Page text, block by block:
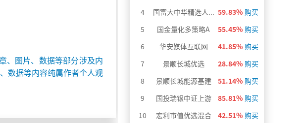
、图片、数据等部分涉及内
数据等内容纯属作者个人观
4
国富大中华精选人... 59.83% 购买
5
国金量化多策略A 55.45% 购买
6
华安媒体互联网 41.85% 购买
7
景顺长城优选 28.84% 购买
8
景顺长城能源基建 51.14% 购买
9
国投瑞银中证上游 85.81% 购买
10
宏利市值优选混合 42.51% 购买